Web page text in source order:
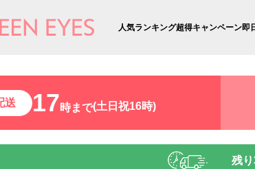
人気ランキング超得キャンペーン即
送 17時まで(土日祝16時)
残り